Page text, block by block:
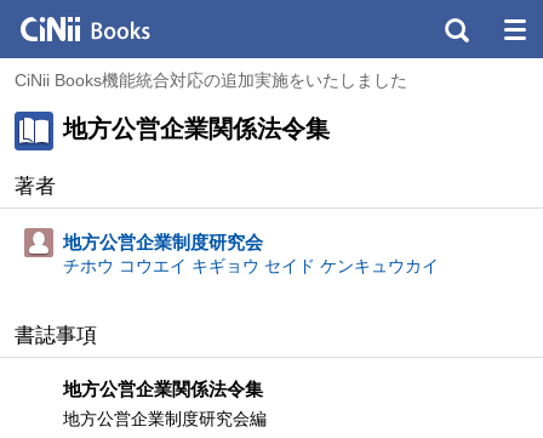
CiNii Books機能統合対応の追加実施をいたしました
地方公営企業関係法令集
著者
地方公営企業制度研究会
チホウ コウエイ キギョウ セイド ケンキュウカイ
書誌事項
地方公営企業関係法令集
地方公営企業制度研究会編